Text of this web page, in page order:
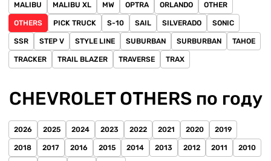
MALIBU MALIBU XL MW OPTRA ORLANDO OTHER
OTHERS PICK TRUCK S-10 SAIL SILVERADO SONIC
SSR STEP V STYLE LINE SUBURBAN SURBURBAN TAHOE
TRACKER TRAIL BLAZER TRAVERSE TRAX
CHEVROLET OTHERS по году
2026 2025 2024 2023 2022 2021 2020 2019
2018 2017 2016 2015 2014 2013 2012 2011 2010